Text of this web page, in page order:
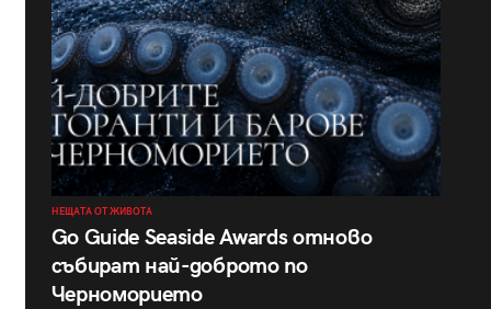
НЕЩАТА ОТ ЖИВОТА
Go Guide Seaside Awards отново
събират най-доброто по
Черноморието